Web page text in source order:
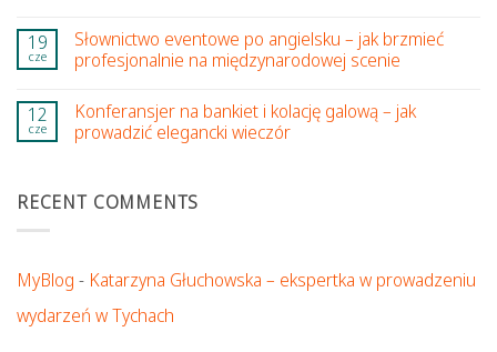
19
cze
Słownictwo eventowe po angielsku – jak brzmieć
profesjonalnie na międzynarodowej scenie
12
cze
Konferansjer na bankiet i kolację galową – jak
prowadzić elegancki wieczór
RECENT COMMENTS
MyBlog - Katarzyna Głuchowska – ekspertka w prowadzeniu
wydarzeń w Tychach